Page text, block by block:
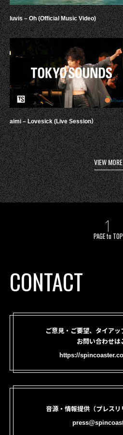
luvis – Oh (Official Music Video)
aimi – Lovesick (Live Session）
VIEW MORE
PAGE to TOP
CONTACT
ご意見・ご要望、タイアッ
お問い合わせは
https://
音源・情報提供（プレスリ